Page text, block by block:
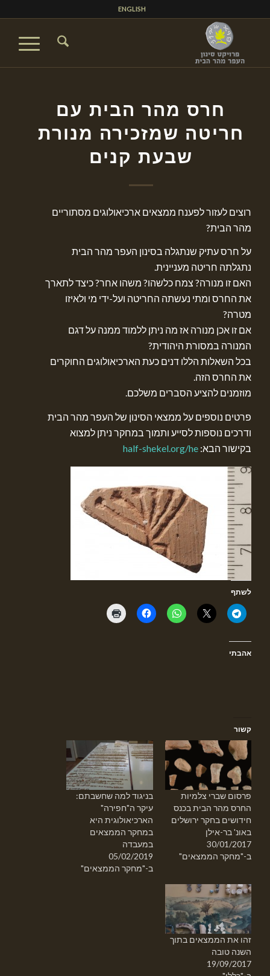
ENGLISH
חרס מהר הבית עם
חריטה שמזכירה מנורת
שבעת קנים
רוצים לעזור לפענח ממצאים ארכיאולוגים מסתוריים
מהר הבית?
על חרס עתיק שנתגלה בסינון העפר מהר הבית
נתגלתה חריטה מעניינית.
האם זו מנורה? צמח כלשהו? משהו אחר? כיצד לתארך
את החרס ומתי נעשתה החריטה ועל-ידי מי ולאיזו
מטרה?
אם זו אכן מנורה אז מה ניתן ללמוד ממנה על דגם
המנורה במסורת היהודית?
בכל השאלות הללו דנים כעת הארכיאולוגים החוקרים
את החרס הזה.
מוזמנים להציע הסברים משלכם.
פרטים נוספים על ממצאי הסינון של העפר מהר הבית
ודרכים נוספות לסייע ותמוך במחקר ניתן למצוא
בקישור הבא:half-shekel.org/he
לשתף
אהבתי
קשור
פרסום שברי צלמיות
החרס מהר הבית בכנס
חידושים בחקר ירושלים
באונ' בר-אילן
30/01/2017
ב-"מחקר הממצאים"
בניגוד למה שחשבתם:
עיקר ה"חפירה"
הארכיאולוגית היא
במחקר הממצאים
במעבדה
05/02/2019
ב-"מחקר הממצאים"
זהו את הממצאים בתוך
השנה טובה
19/09/2017